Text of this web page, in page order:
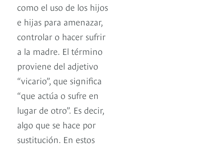
como el uso de los hijos
e hijas para amenazar,
controlar o hacer sufrir
a la madre. El término
proviene del adjetivo
“vicario”, que significa
“que actúa o sufre en
lugar de otro”. Es decir,
algo que se hace por
sustitución. En estos